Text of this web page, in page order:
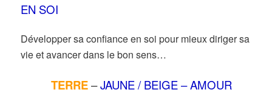
EN SOI
Développer sa confiance en soi pour mieux diriger sa
vie et avancer dans le bon sens…
TERRE–JAUNE / BEIGE – AMOUR